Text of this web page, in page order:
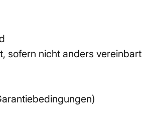
sofern nicht anders vereinbart